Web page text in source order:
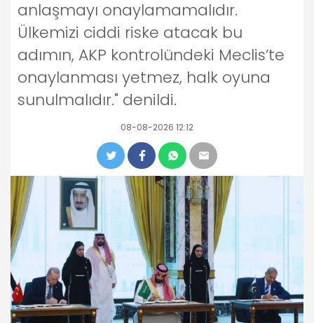
anlaşmayı onaylamamalıdır.
Ülkemizi ciddi riske atacak bu
adımın, AKP kontrolündeki Meclis’te
onaylanması yetmez, halk oyuna
sunulmalıdır." denildi.
08-08-2026 12:12